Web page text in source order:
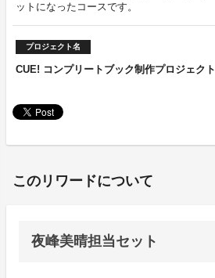
ットになったコースです。
プロジェクト名
CUE! コンプリートブック制作プロジェクト
このリワードについて
夜峰美晴担当セット